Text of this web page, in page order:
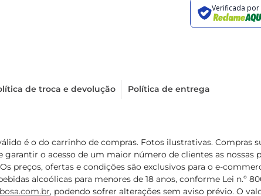
de troca e devolução Política de entrega
é o do carrinho de compras. Fotos ilustrativas. Compras
garantir o acesso de um maior número de clientes as
preços, ofertas e condições são exclusivos para o e-
alcoólicas para menores de 18 anos, conforme Lei n.º
, podendo sofrer alterações sem aviso prévio. O